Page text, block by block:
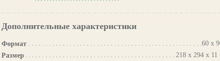
Дополнительные характеристики
Формат
60 х
Размер
218 х 294 х